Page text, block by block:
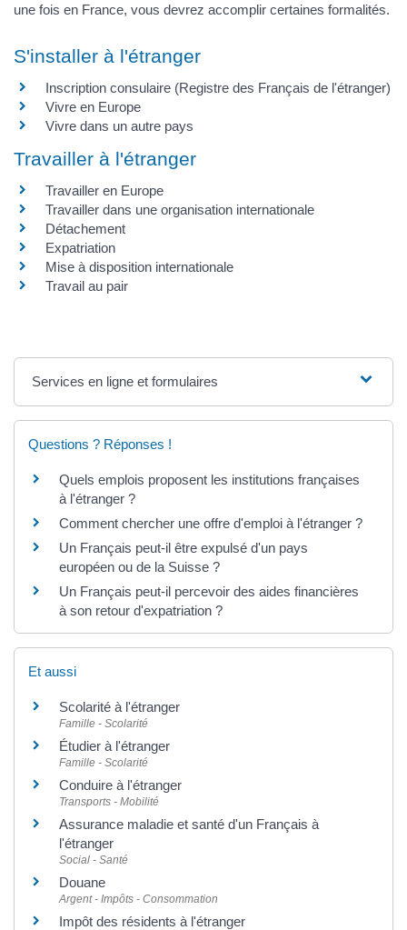
une fois en France, vous devrez accomplir certaines formalités.
S'installer à l'étranger
Inscription consulaire (Registre des Français de l'étranger)
Vivre en Europe
Vivre dans un autre pays
Travailler à l'étranger
Travailler en Europe
Travailler dans une organisation internationale
Détachement
Expatriation
Mise à disposition internationale
Travail au pair
Services en ligne et formulaires
Questions ? Réponses !
Quels emplois proposent les institutions françaises
à l'étranger ?
Comment chercher une offre d'emploi à l'étranger ?
Un Français peut-il être expulsé d'un pays
européen ou de la Suisse ?
Un Français peut-il percevoir des aides financières
à son retour d'expatriation ?
Et aussi
Scolarité à l'étranger
Famille - Scolarité
Étudier à l'étranger
Famille - Scolarité
Conduire à l'étranger
Transports - Mobilité
Assurance maladie et santé d'un Français à
l'étranger
Social - Santé
Douane
Argent - Impôts - Consommation
Impôt des résidents à l'étranger